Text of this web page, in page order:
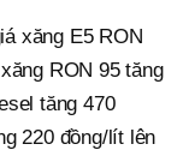
xăng E5 RON
RON 95 tăng
tăng 470
220 đồng/lít lên